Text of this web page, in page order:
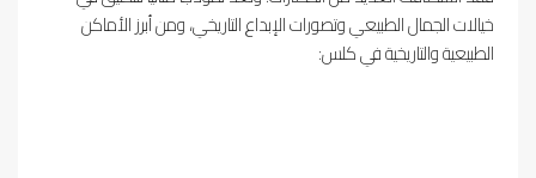
خيالات الجمال الطبيعي وتصورات الإبداع التاريخي، ومن أبرز الأماكن
الطبيعية والتاريخية في كلس: